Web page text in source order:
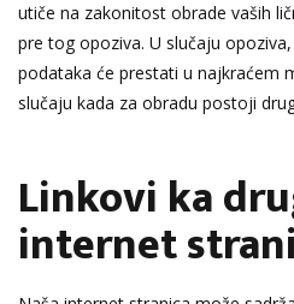
utiče na zakonitost obrade vaših
pre tog opoziva. U slučaju
podataka će prestati u najkraćem
slučaju kada za obradu postoji
Linkovi ka
internet